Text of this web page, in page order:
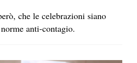
che le celebrazioni siano
anti-contagio.